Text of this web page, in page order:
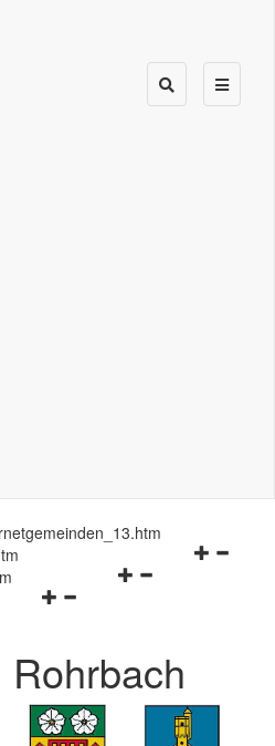
Navigationsmenü
Navigationsmenü
schließen